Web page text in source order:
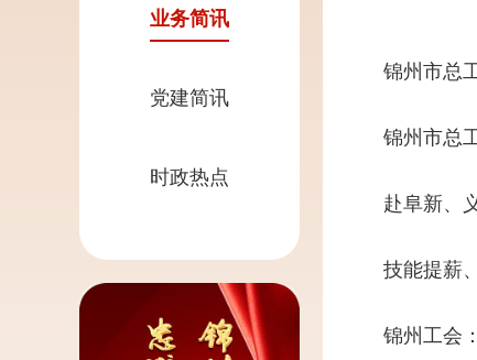
业务简讯
党建简讯
时政热点
锦州市总
锦州市总
赴阜新、
锦州工会